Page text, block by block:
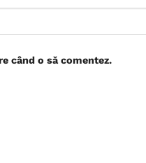
când o să comentez.